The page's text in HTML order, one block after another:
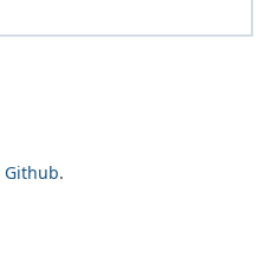
Github.